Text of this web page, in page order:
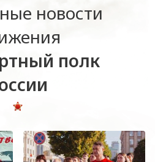
новости
полк